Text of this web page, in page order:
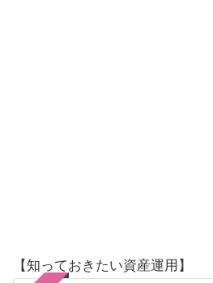
【知っておきたい資産運用】